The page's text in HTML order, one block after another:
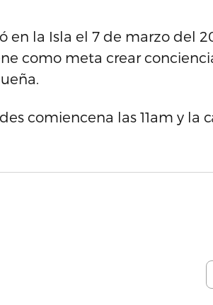
en la Isla el 7 de marzo del
como meta crear
comiencena las 11am y la